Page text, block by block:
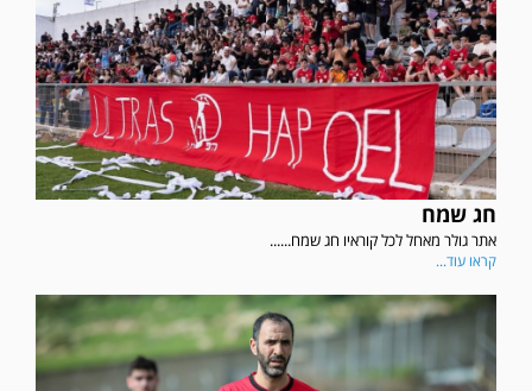
חג שמח
אתר גולר מאחל לכל קוראיו חג שמח......
קראו עוד...